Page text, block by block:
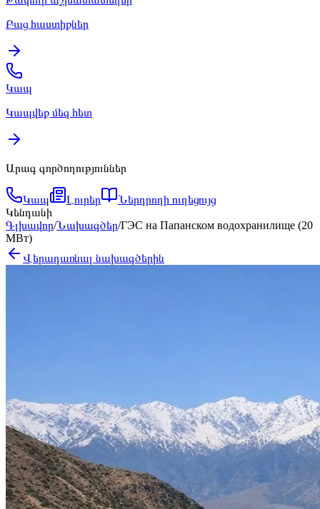
Բաց հաստիքներ
Կապ
Կապվեք մեզ հետ
Արագ գործողություններ
Կապ Լուրեր
Ներդրողի ուղեցույց
Կենդանի
Գլխավոր/Նախագծեր/ГЭС на Папанском водохранилище (20
МВт)
Վերադառնալ նախագծերին